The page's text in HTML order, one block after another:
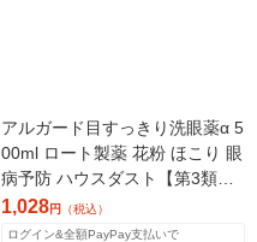
アルガード目すっきり洗眼薬α 5
00ml ロート製薬 花粉 ほこり 眼
病予防 ハウスダスト【第3類医
薬品】
1,028円 （税込）
ログイン&全額PayPay支払いで